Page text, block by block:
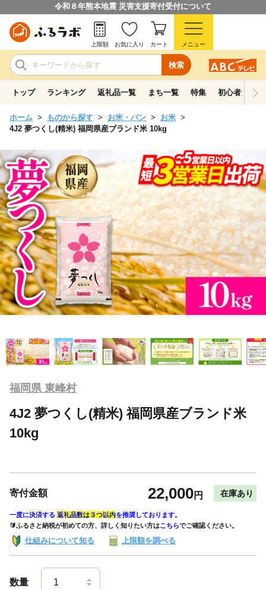
令和８年熊本地震 災害支援寄付受付について
検索
上限額 お気に入り カート メニュー
トップ ランキング 返礼品一覧 まち一覧 特集 初心者ガイド
ホーム ものから探す お米・パン
お米
4J2 夢つくし(精米) 福岡県産ブランド米 10kg
福岡県 東峰村
4J2 夢つくし(精米) 福岡県産ブランド米
10kg
寄付金額 22,000円 在庫あり
一度に決済する 返礼品数は３つ以内を推奨しております。
🔰ふるさと納税が初めての方、詳しく知りたい方はこちらでご確認ください。
仕組みについて知る 上限額を調べる
数量